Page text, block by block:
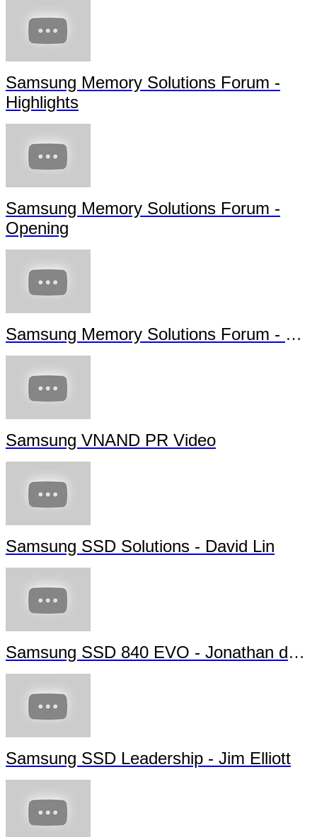
Samsung Memory Solutions Forum -
Highlights
Samsung Memory Solutions Forum -
Opening
Samsung Memory Solutions Forum -
Samsung VNAND PR Video
Samsung SSD Solutions - David Lin
Samsung SSD 840 EVO - Jonathan da
Samsung SSD Leadership - Jim Elliott